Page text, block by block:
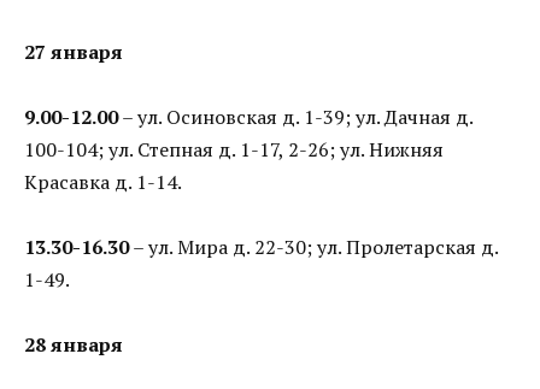
27 января
9.00-12.00– ул. Осиновская д. 1-39; ул. Дачная д.
100-104; ул. Степная д. 1-17, 2-26; ул. Нижняя
Красавка д. 1-14.
13.30-16.30– ул. Мира д. 22-30; ул. Пролетарская д.
1-49.
28 января